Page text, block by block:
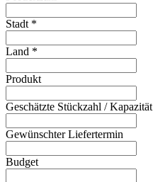
Stadt *
Land *
Produkt
Geschätzte Stückzahl / Kapazität
Gewünschter Liefertermin
Budget